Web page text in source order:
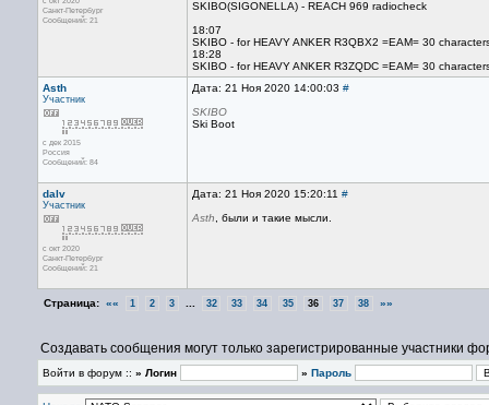
Санкт-Петербург
Сообщений: 21
SKIBO(SIGONELLA) - REACH 969 radiocheck
18:07
SKIBO - for HEAVY ANKER R3QBX2 =EAM= 30
18:28
SKIBO - for HEAVY ANKER R3ZQDC =EAM= 30
Asth
Участник
с дек 2015
Россия
Сообщений: 84
Дата: 21 Ноя 2020 14:00:03 #
SKIBO
Ski Boot
dalv
Участник
с окт 2020
Санкт-Петербург
Сообщений: 21
Дата: 21 Ноя 2020 15:20:11 #
Asth , были и такие мысли.
Страница: «« 1 2 3 32 33 34 35 36 37 38 »»
Создавать сообщения могут только зарегистрированные участники
Войти в форум :: » Логин » Пароль